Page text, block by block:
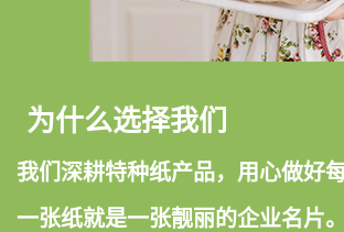
为什么选择我们
我们深耕特种纸产品，用心做好
一张纸就是一张靓丽的企业名片。